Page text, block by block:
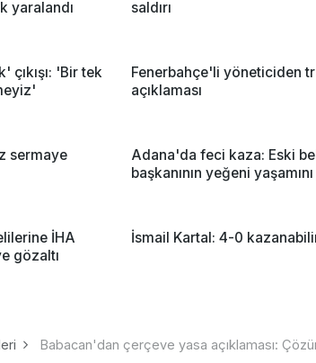
yaralandı
saldırı
çıkışı: 'Bir tek
Fenerbahçe'li yöneticiden
açıklaması
sermaye
Adana'da feci kaza: Eski
başkanının yeğeni
İHA
gözaltı
İsmail Kartal: 4-0
Babacan'dan çerçeve yasa açıklaması: